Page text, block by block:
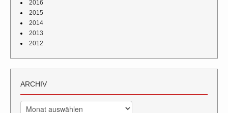
2016
2015
2014
2013
2012
ARCHIV
Archiv